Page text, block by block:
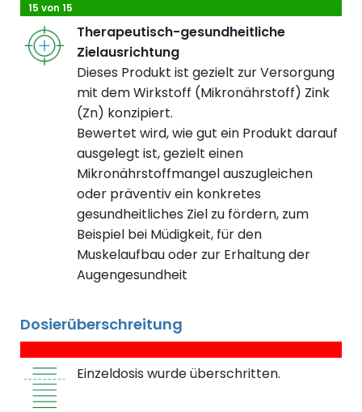
15 von 15
Therapeutisch-gesundheitliche
Zielausrichtung
Dieses Produkt ist gezielt zur Versorgung
mit dem Wirkstoff (Mikronährstoff) Zink
(Zn) konzipiert.
Bewertet wird, wie gut ein Produkt darauf
ausgelegt ist, gezielt einen
Mikronährstoffmangel auszugleichen
oder präventiv ein konkretes
gesundheitliches Ziel zu fördern, zum
Beispiel bei Müdigkeit, für den
Muskelaufbau oder zur Erhaltung der
Augengesundheit
Dosierüberschreitung
Einzeldosis wurde überschritten.